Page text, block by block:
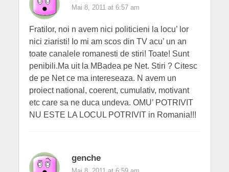
Mai 8, 2011 at 6:57 am
Fratilor, noi n avem nici politicieni la locu’ lor
nici ziaristi! Io mi am scos din TV acu’ un an
toate canalele romanesti de stiri! Toate! Sunt
penibili.Ma uit la MBadea pe Net. Stiri ? Citesc
de pe Net ce ma intereseaza. N avem un
proiect national, coerent, cumulativ, motivant
etc care sa ne duca undeva. OMU’ POTRIVIT
NU ESTE LA LOCUL POTRIVIT in Romania!!!
genche